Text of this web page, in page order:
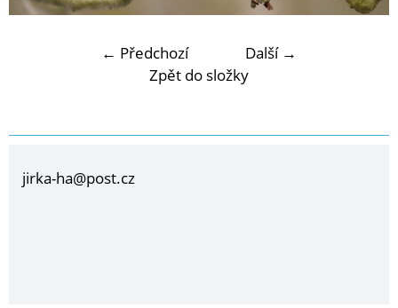
← Předchozí
Další →
Zpět do složky
jirka-ha@post.cz